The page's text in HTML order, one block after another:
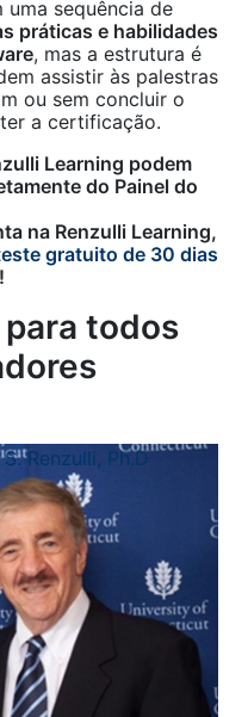
sequência de
práticas e habilidades
, mas a estrutura é
assistir às palestras
ou sem concluir o
a certificação.
Learning podem
do Painel do
na Renzulli Learning,
gratuito de 30 dias
todos
Renzulli, Ph.D